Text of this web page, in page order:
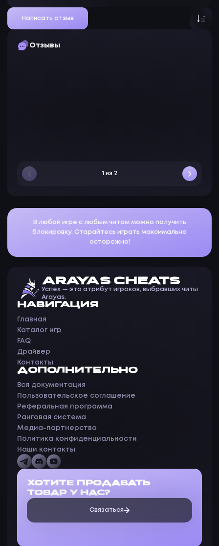
Написать отзыв
Отзывы
1 из 2
В любой игре с любым читом можно получить
блокировку. Старайтесь играть максимально
осторожно!
ARAYAS CHEATS
Успех — это атрибут игроков, выбравших читы
Arayas.
НАВИГАЦИЯ
Главная
Каталог игр
FAQ
Драйвер
Контакты
ДОПОЛНИТЕЛЬНО
Вся документация
Пользовательское соглашение
Реферальная программа
Ранговая система
Медиа-партнерство
Политика конфиденциальности
Наши контакты
ХОТИТЕ ПРОДАВАТЬ
ТОВАР У НАС?
Связаться